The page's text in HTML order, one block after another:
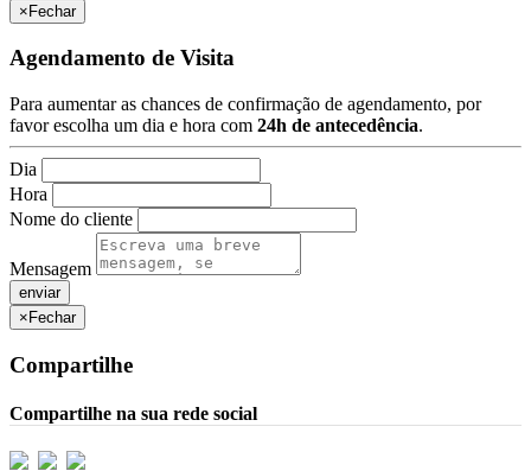
×Fechar
Agendamento de Visita
Para aumentar as chances de confirmação de agendamento, por
favor escolha um dia e hora com 24h de antecedência.
Dia
Hora
Nome do cliente
Mensagem
× Fechar
Compartilhe
Compartilhe na sua rede social